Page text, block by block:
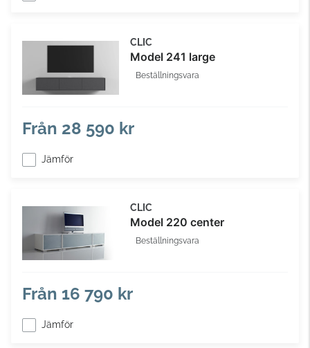
CLIC
Model 241 large
Beställningsvara
Från 28 590 kr
Jämför
CLIC
Model 220 center
Beställningsvara
Från 16 790 kr
Jämför